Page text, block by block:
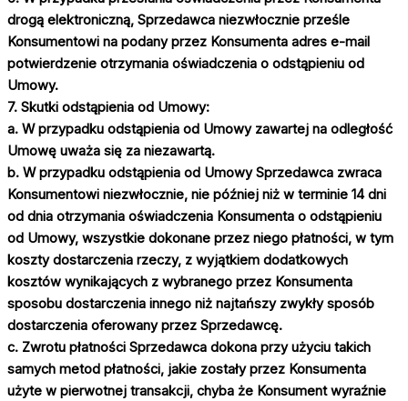
drogą elektroniczną, Sprzedawca niezwłocznie prześle
Konsumentowi na podany przez Konsumenta adres e-mail
potwierdzenie otrzymania oświadczenia o odstąpieniu od
Umowy.
7. Skutki odstąpienia od Umowy:
a. W przypadku odstąpienia od Umowy zawartej na odległość
Umowę uważa się za niezawartą.
b. W przypadku odstąpienia od Umowy Sprzedawca zwraca
Konsumentowi niezwłocznie, nie później niż w terminie 14 dni
od dnia otrzymania oświadczenia Konsumenta o odstąpieniu
od Umowy, wszystkie dokonane przez niego płatności, w tym
koszty dostarczenia rzeczy, z wyjątkiem dodatkowych
kosztów wynikających z wybranego przez Konsumenta
sposobu dostarczenia innego niż najtańszy zwykły sposób
dostarczenia oferowany przez Sprzedawcę.
c. Zwrotu płatności Sprzedawca dokona przy użyciu takich
samych metod płatności, jakie zostały przez Konsumenta
użyte w pierwotnej transakcji, chyba że Konsument wyraźnie